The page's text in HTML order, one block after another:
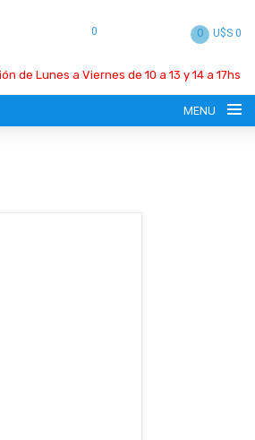
0 0 U$S 0
de Lunes a Viernes de 10 a 13 y 14 a 17hs
MENU